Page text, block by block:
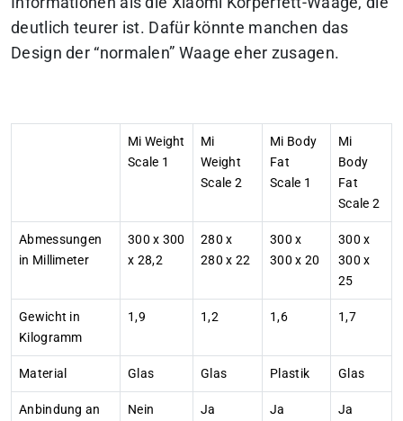
deutlich teurer ist. Dafür könnte manchen das
Design der “normalen” Waage eher zusagen.
Mi Weight
Scale 1
Mi
Weight
Scale 2
Mi Body
Fat
Scale 1
Mi
Body
Fat
Scale 2
Abmessungen
in Millimeter
300 x 300
x 28,2
280 x
280 x 22
300 x
300 x 20
300 x
300 x
25
Gewicht in
Kilogramm
1,9 1,2 1,6 1,7
Material Glas Glas Plastik Glas
Anbindung an
Nein Ja Ja Ja